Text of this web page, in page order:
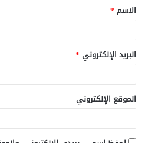
الاسم *
البريد الإلكتروني *
الموقع الإلكتروني